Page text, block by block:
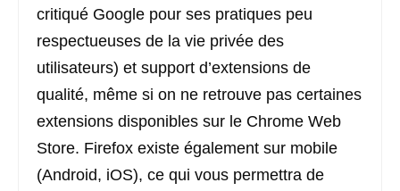
critiqué Google pour ses pratiques peu
respectueuses de la vie privée des
utilisateurs) et support d’extensions de
qualité, même si on ne retrouve pas certaines
extensions disponibles sur le Chrome Web
Store. Firefox existe également sur mobile
(Android, iOS), ce qui vous permettra de